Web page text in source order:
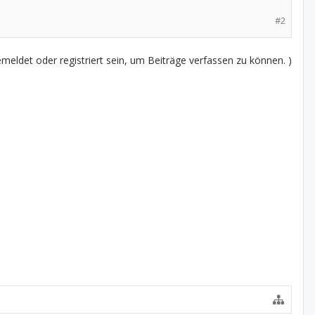
#2
oder registriert sein, um Beiträge verfassen zu können. )